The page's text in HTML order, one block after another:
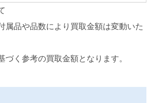
属品や品数により買取金額は変動いた
づく参考の買取金額となります。